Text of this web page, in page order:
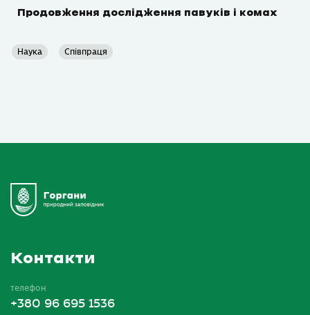
Продовження дослідження павуків і комах
Наука Співпраця
Контакти
телефон
+380 96 695 1536